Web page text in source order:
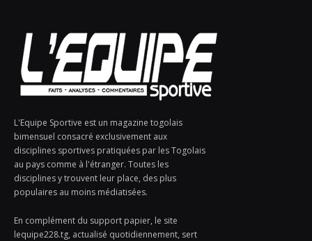
L'Equipe Sportive est un magazine togolais
bimensuel consacré exclusivement aux
disciplines sportives pratiquées par les Togolais
au pays comme à l'étranger. Toutes les
disciplines y trouvent leur place, des plus
populaires au moins médiatisées.
En complément du support papier, le site
lequipe228.tg, actualisé quotidiennement, sert